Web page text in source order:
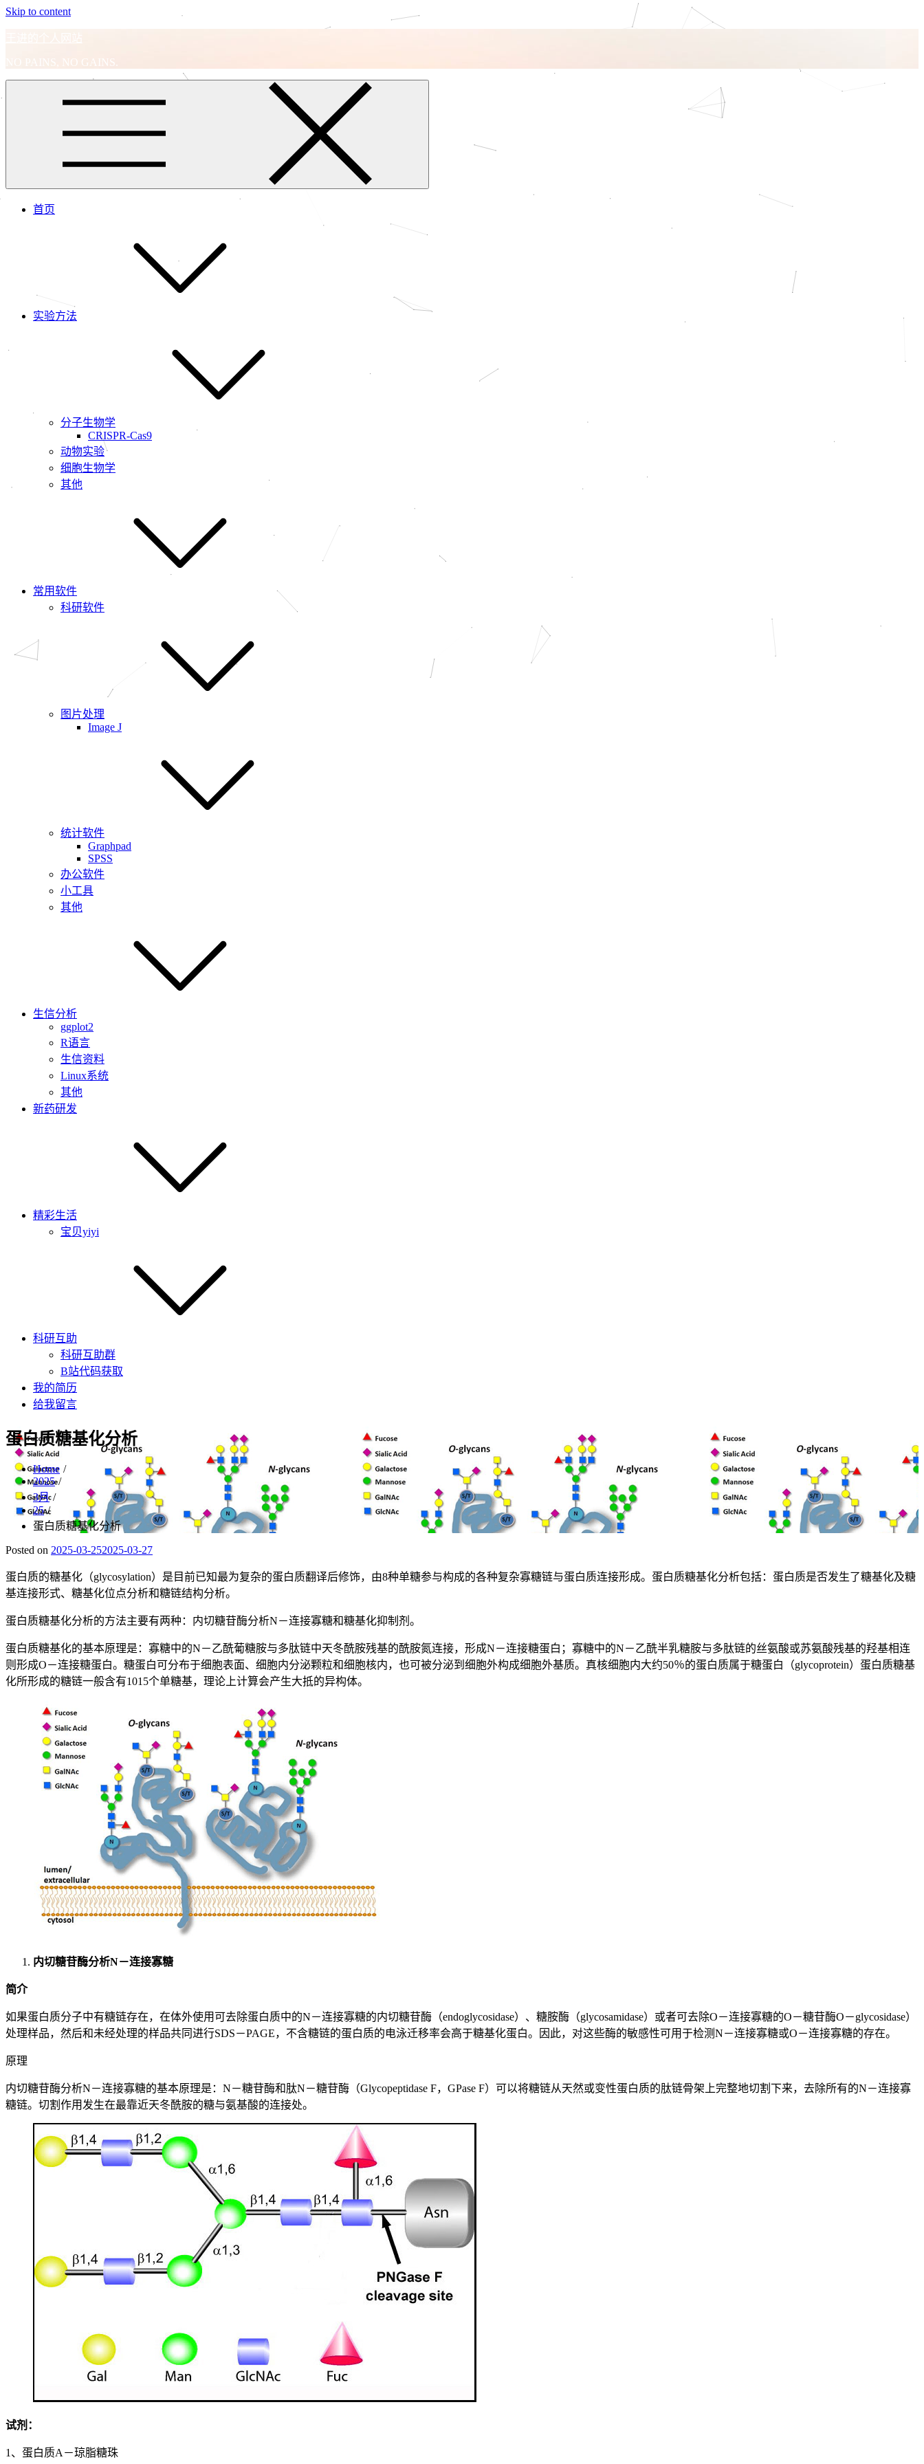
Skip to content
王进的个人网站
NO PAINS, NO GAINS.
首页
实验方法
分子生物学
CRISPR-Cas9
动物实验
细胞生物学
其他
常用软件
科研软件
图片处理
Image J
统计软件
Graphpad
SPSS
办公软件
小工具
其他
生信分析
ggplot2
R语言
生信资料
Linux系统
其他
新药研发
精彩生活
宝贝yiyi
科研互助
科研互助群
B站代码获取
我的简历
给我留言
蛋白质糖基化分析
Home
2025
3月
25
蛋白质糖基化分析
Posted on 2025-03-252025-03-27
蛋白质的糖基化（glycosylation）是目前已知最为复杂的蛋白质翻译后修饰，由8种单糖参与构成的各种复杂寡糖链与蛋白质连接形成。蛋白质糖基化分析包括：蛋白质是否发生了糖基化及糖
基连接形式、糖基化位点分析和糖链结构分析。
蛋白质糖基化分析的方法主要有两种：内切糖苷酶分析N－连接寡糖和糖基化抑制剂。
蛋白质糖基化的基本原理是：寡糖中的N－乙酰葡糖胺与多肽链中天冬酰胺残基的酰胺氮连接，形成N－连接糖蛋白；寡糖中的N－乙酰半乳糖胺与多肽链的丝氨酸或苏氨酸残基的羟基相连
则形成O－连接糖蛋白。糖蛋白可分布于细胞表面、细胞内分泌颗粒和细胞核内，也可被分泌到细胞外构成细胞外基质。真核细胞内大约50％的蛋白质属于糖蛋白（glycoprotein）蛋白质糖基
化所形成的糖链一般含有1015个单糖基，理论上计算会产生大抵的异构体。
内切糖苷酶分析N－连接寡糖
简介
如果蛋白质分子中有糖链存在，在体外使用可去除蛋白质中的N－连接寡糖的内切糖苷酶（endoglycosidase）、糖胺酶（glycosamidase）或者可去除O－连接寡糖的O－糖苷酶O－glycosidase）
处理样品，然后和未经处理的样品共同进行SDS－PAGE，不含糖链的蛋白质的电泳迁移率会高于糖基化蛋白。因此，对这些酶的敏感性可用于检测N－连接寡糖或O－连接寡糖的存在。
原理
内切糖苷酶分析N－连接寡糖的基本原理是：N－糖苷酶和肽N－糖苷酶（Glycopeptidase F，GPase F）可以将糖链从天然或变性蛋白质的肽链骨架上完整地切割下来，去除所有的N－连接寡
糖链。切割作用发生在最靠近天冬酰胺的糖与氨基酸的连接处。
试剂：
1、蛋白质A－琼脂糖珠